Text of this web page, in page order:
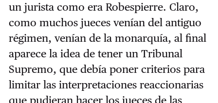
un jurista como era Robespierre. Claro,
como muchos jueces venían del antiguo
régimen, venían de la monarquía, al final
aparece la idea de tener un Tribunal
Supremo, que debía poner criterios para
limitar las interpretaciones reaccionarias
que pudieran hacer los jueces de las